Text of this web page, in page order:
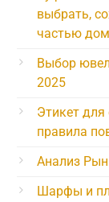
выбрать,
частью
Выбор
2025
Этикет
правила
Анализ
Шарфы и